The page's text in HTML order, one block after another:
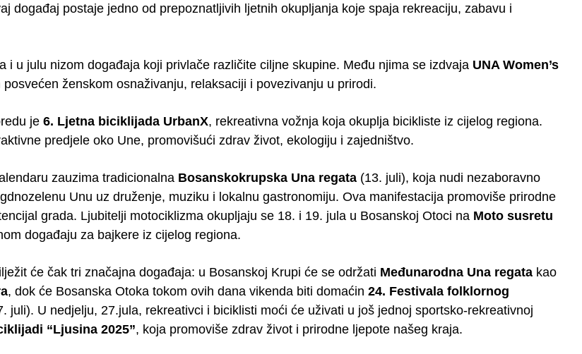
događaj postaje jedno od prepoznatljivih ljetnih okupljanja koje spaja rekreaciju, zabavu i
i u julu nizom događaja koji privlače različite ciljne skupine. Među njima se izdvaja UNA Women’s
posvećen ženskom osnaživanju, relaksaciji i povezivanju u prirodi.
je 6. Ljetna biciklijada UrbanX, rekreativna vožnja koja okuplja bicikliste iz cijelog regiona.
predjele oko Une, promovišući zdrav život, ekologiju i zajedništvo.
zauzima tradicionalna Bosanskokrupska Una regata (13. juli), koja nudi nezaboravno
Unu uz druženje, muziku i lokalnu gastronomiju. Ova manifestacija promoviše prirodne
grada. Ljubitelji motociklizma okupljaju se 18. i 19. jula u Bosanskoj Otoci na Moto susretu
događaju za bajkere iz cijelog regiona.
će čak tri značajna događaja: u Bosanskoj Krupi će se održati Međunarodna Una regata kao
, dok će Bosanska Otoka tokom ovih dana vikenda biti domaćin 24. Festivala folklornog
juli). U nedjelju, 27.jula, rekreativci i biciklisti moći će uživati u još jednoj sportsko-rekreativnoj
“Ljusina 2025”, koja promoviše zdrav život i prirodne ljepote našeg kraja.